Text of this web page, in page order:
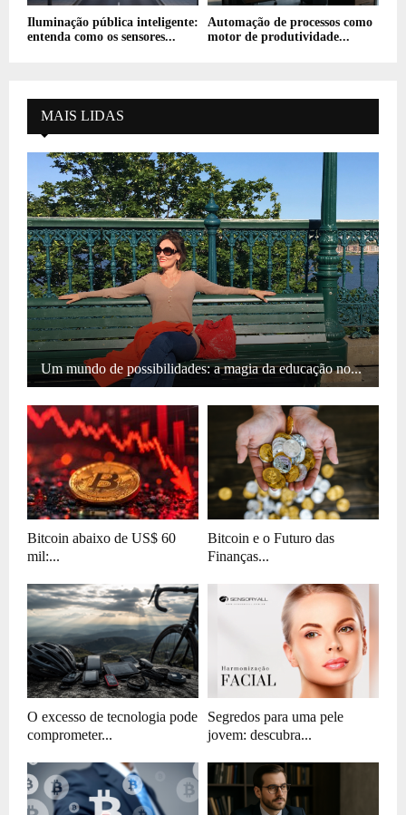
Iluminação pública inteligente:
entenda como os sensores...
Automação de processos como
motor de produtividade...
MAIS LIDAS
Um mundo de possibilidades: a magia da educação no...
Bitcoin abaixo de US$ 60
mil:...
Bitcoin e o Futuro das
Finanças...
O excesso de tecnologia pode
comprometer...
Segredos para uma pele
jovem: descubra...